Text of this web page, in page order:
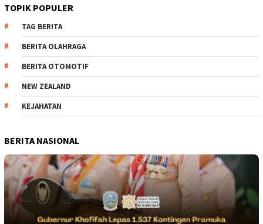
TOPIK POPULER
TAG BERITA
BERITA OLAHRAGA
BERITA OTOMOTIF
NEW ZEALAND
KEJAHATAN
BERITA NASIONAL